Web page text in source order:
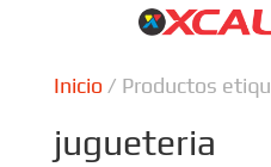
Inicio/ Productos
jugueteria